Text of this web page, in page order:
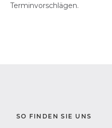
Terminvorschlägen.
SO FINDEN SIE UNS